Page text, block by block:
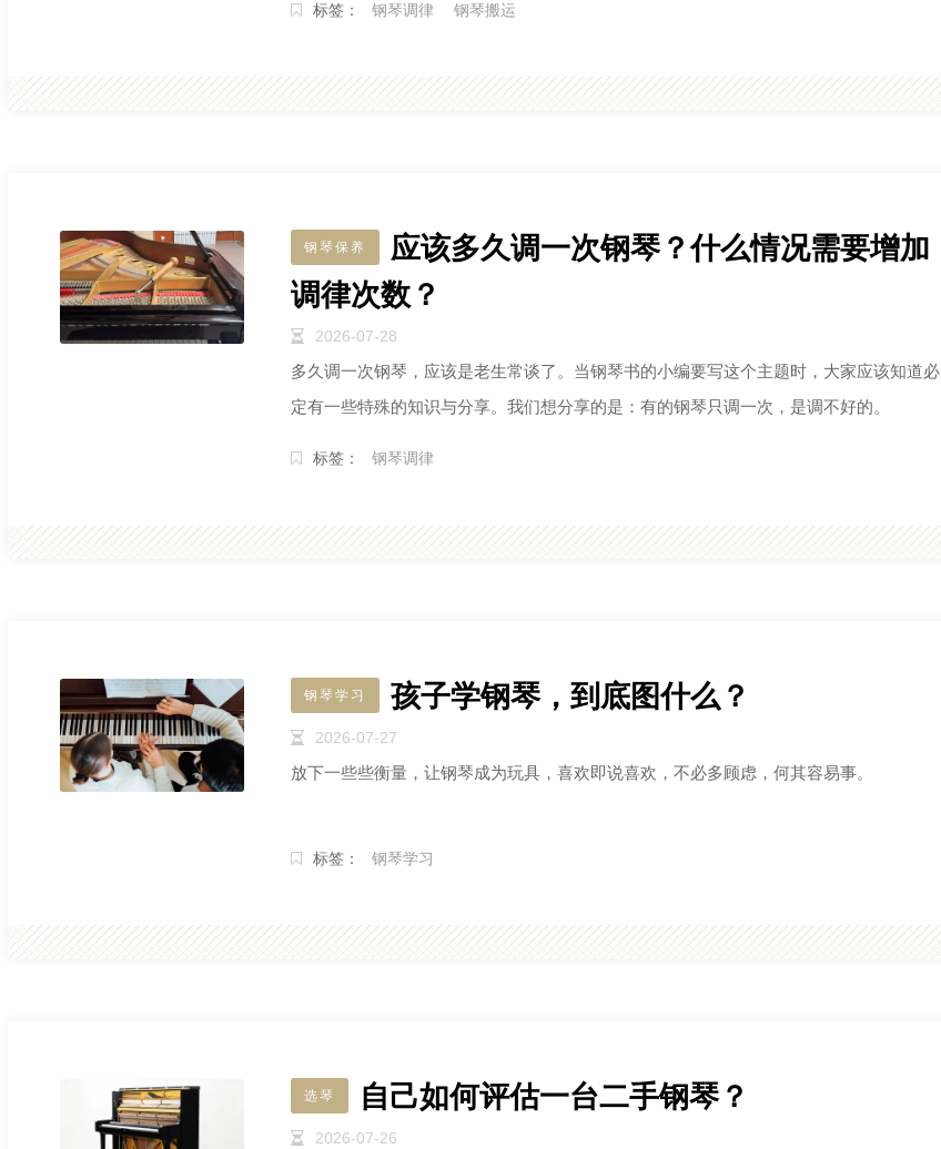
标签： 钢琴调律 钢琴搬运
钢琴保养
应该多久调一次钢琴？什么情况需要增加
调律次数？
2026-07-28
多久调一次钢琴，应该是老生常谈了。当钢琴书的小编要写这个主题时，大家应该知道必
定有一些特殊的知识与分享。我们想分享的是：有的钢琴只调一次，是调不好的。
标签： 钢琴调律
钢琴学习 孩子学钢琴，到底图什么？
2026-07-27
放下一些些衡量，让钢琴成为玩具，喜欢即说喜欢，不必多顾虑，何其容易事。
标签： 钢琴学习
选琴 自己如何评估一台二手钢琴？
2026-07-26